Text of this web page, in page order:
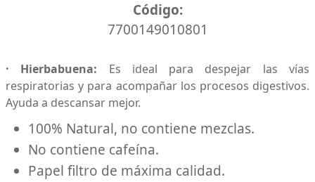
Código:
7700149010801
· Hierbabuena: Es ideal para despejar las vías
respiratorias y para acompañar los procesos digestivos.
Ayuda a descansar mejor.
100% Natural, no contiene mezclas.
No contiene cafeína.
Papel filtro de máxima calidad.